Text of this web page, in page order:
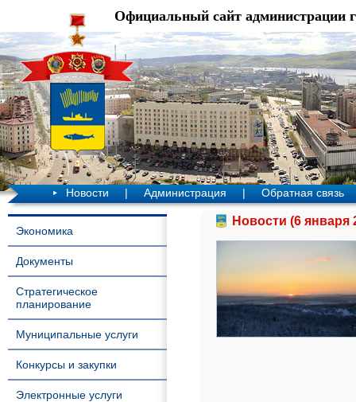
Официальный сайт администрации
Новости | Администрация | Обратная связь
Экономика
Документы
Стратегическое
планирование
Муниципальные услуги
Конкурсы и закупки
Электронные услуги
Новости (6 января